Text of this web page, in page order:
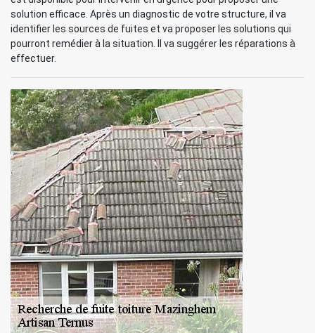
solution efficace. Après un diagnostic de votre structure, il va
identifier les sources de fuites et va proposer les solutions qui
pourront remédier à la situation. Il va suggérer les réparations à
effectuer.